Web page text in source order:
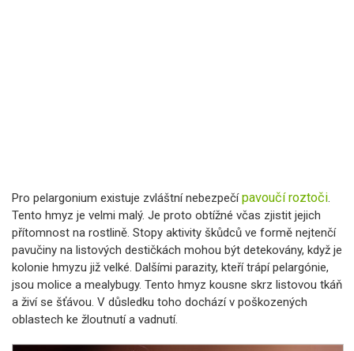
Pro pelargonium existuje zvláštní nebezpečípavoučí roztoči.
Tento hmyz je velmi malý. Je proto obtížné včas zjistit jejich
přítomnost na rostlině. Stopy aktivity škůdců ve formě nejtenčí
pavučiny na listových destičkách mohou být detekovány, když je
kolonie hmyzu již velké. Dalšími parazity, kteří trápí pelargónie,
jsou molice a mealybugy. Tento hmyz kousne skrz listovou tkáň
a živí se šťávou. V důsledku toho dochází v poškozených
oblastech ke žloutnutí a vadnutí.